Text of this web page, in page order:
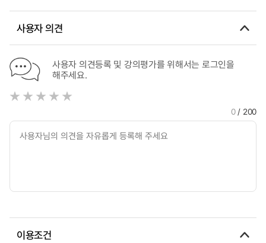
사용자 의견
사용자 의견등록 및 강의평가를 위해서는 로그인을
해주세요.
0/ 200
이용조건